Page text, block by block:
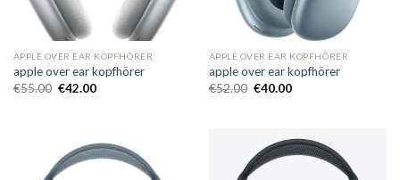
APPLE OVER EAR KOPFHÖRER
apple over ear kopfhörer
€55.00 €42.00
APPLE OVER EAR KOPFHÖRER
apple over ear kopfhörer
€52.00 €40.00